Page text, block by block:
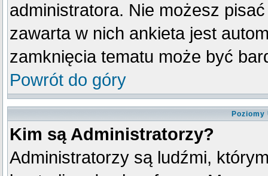
administratora. Nie możesz
zawarta w nich ankieta jest
zamknięcia tematu może być
Powrót do góry
Kim są Administratorzy?
Administratorzy są ludźmi,